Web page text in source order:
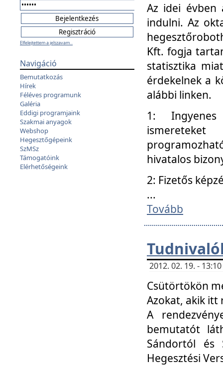
Elfelejtettem a jelszavam...
Navigáció
Bemutatkozás
Hírek
Féléves programunk
Galéria
Eddigi programjaink
Szakmai anyagok
Webshop
Hegesztőgépeink
SzMSz
Támogatóink
Elérhetőségeink
Az idei évben
indulni. Az
Kft. fogja
statisztika
érdekelnek a
alábbi linken.
1: Ingyenes
hivatalos
2: Fizetős
...
Tovább
2012. 02. 19. -
Csütörtökön
Azokat, akik itt
A
bemutatót
Sándortól és
Hegesztési